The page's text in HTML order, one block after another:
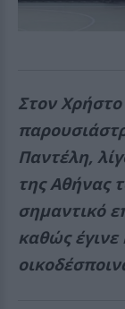
Στον Χρήστο
Παντέλη,
της Αθήνας
σημαντικό
καθώς